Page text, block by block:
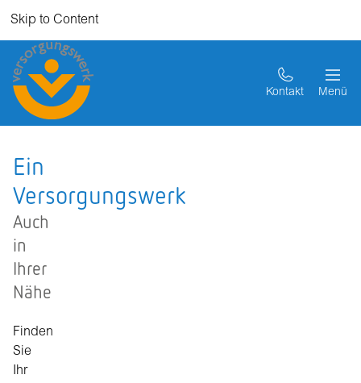
Skip to Content
Kontakt Menü
Ein
Versorgungswerk
Auch
in
Ihrer
Nähe
Finden
Sie
Ihr